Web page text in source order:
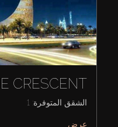
CRESCENT
الشقق المتوفرة: 1
عرض